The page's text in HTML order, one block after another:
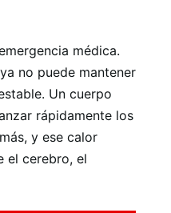
médica.
no puede mantener
Un cuerpo
rápidamente los
y ese calor
el cerebro, el